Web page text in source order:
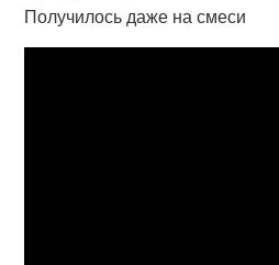
Получилось даже на смеси